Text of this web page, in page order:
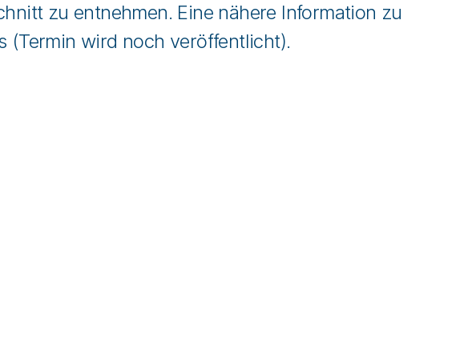
zu entnehmen. Eine nähere Information zu
(Termin wird noch veröffentlicht).